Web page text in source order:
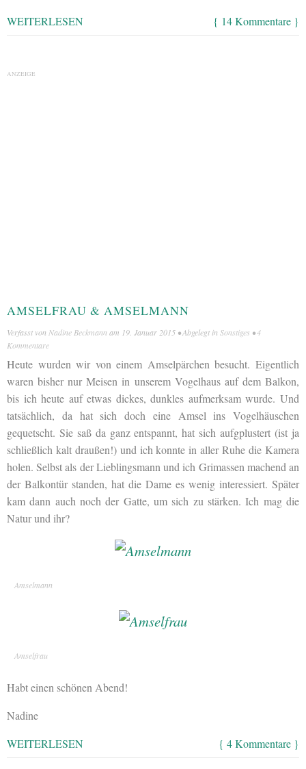
WEITERLESEN { 14 Kommentare }
ANZEIGE
AMSELFRAU & AMSELMANN
Verfasst von Nadine Beckmann am 19. Januar 2015 • Abgelegt in Sonstiges •4
Kommentare
Heute wurden wir von einem Amselpärchen besucht. Eigentlich
waren bisher nur Meisen in unserem Vogelhaus auf dem Balkon,
bis ich heute auf etwas dickes, dunkles aufmerksam wurde. Und
tatsächlich, da hat sich doch eine Amsel ins Vogelhäuschen
gequetscht. Sie saß da ganz entspannt, hat sich aufgplustert (ist ja
schließlich kalt draußen!) und ich konnte in aller Ruhe die Kamera
holen. Selbst als der Lieblingsmann und ich Grimassen machend an
der Balkontür standen, hat die Dame es wenig interessiert. Später
kam dann auch noch der Gatte, um sich zu stärken. Ich mag die
Natur und ihr?
Amselmann
Amselfrau
Habt einen schönen Abend!
Nadine
WEITERLESEN
{ 4 Kommentare }